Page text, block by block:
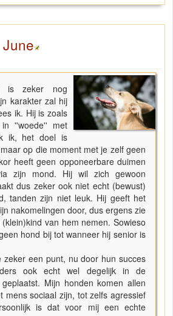
is zeker nog
karakter zal hij
ik. Hij is zoals
''woede'' met
ik, het doel is
op die moment met je zelf geen
heeft geen opponeerbare duimen
zijn mond. Hij wil zich gewoon
dus zeker ook niet echt (bewust)
tanden zijn niet leuk. Hij geeft het
nakomelingen door, dus ergens zie
van hem nemen. Sowieso
hond bij tot wanneer hij senior is
zeker een punt, nu door hun succes
ook echt wel degelijk in de
Mijn honden komen allen
mens sociaal zijn, tot zelfs agressief
is dat voor mij een echte